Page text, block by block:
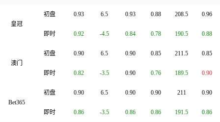
皇冠
初盘
即时
0.93 6.5 0.93
0.92 -4.5 0.84
0.88 208.5 0.96
0.78 190.5 0.88
澳门
初盘
即时
0.90 6.5 0.90
0.82 -3.5 0.90
0.85 211.5 0.85
0.76 189.5 0.90
Bet365
初盘
即时
0.90 6.5 0.90
0.86 -3.5 0.86
0.90 211 0.90
0.86 191.5 0.86